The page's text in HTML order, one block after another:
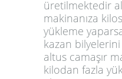
üretilmektedir
makinanıza
yükleme
kazan
altus camaşır
kilodan fazla